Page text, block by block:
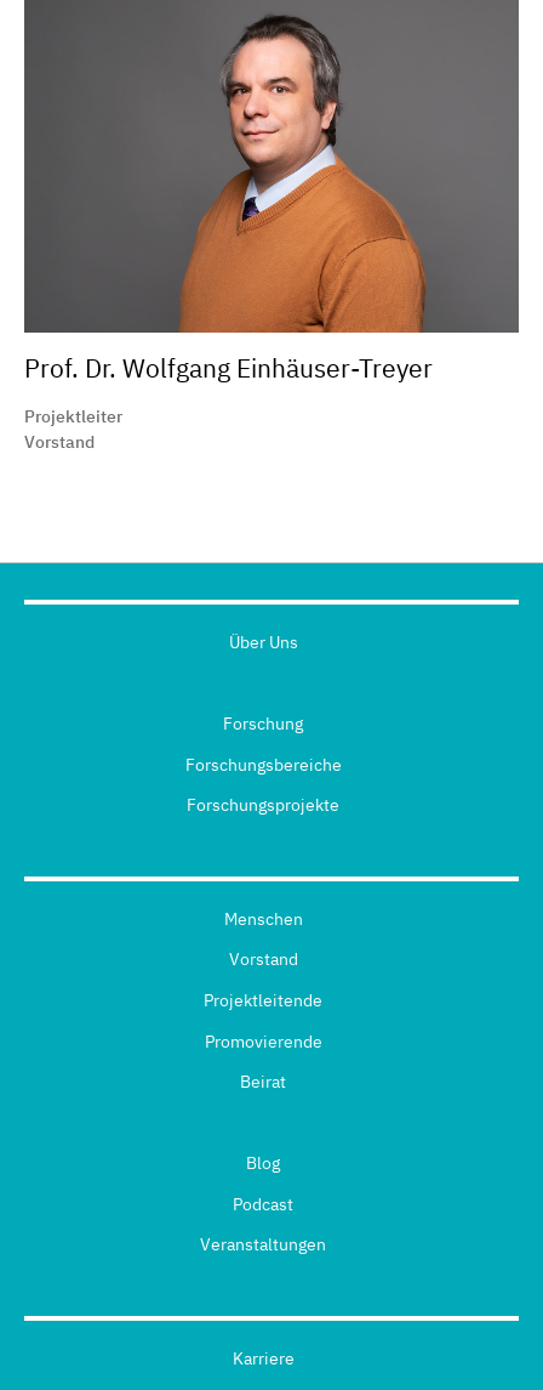
Prof. Dr. Wolfgang Einhäuser-Treyer
Projektleiter
Vorstand
Über Uns
Forschung
Forschungsbereiche
Forschungsprojekte
Menschen
Vorstand
Projektleitende
Promovierende
Beirat
Blog
Podcast
Veranstaltungen
Karriere